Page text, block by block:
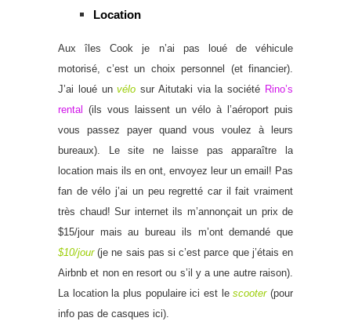
Location
Aux îles Cook je n’ai pas loué de véhicule
motorisé, c’est un choix personnel (et financier).
J’ai loué unvélo sur Aitutaki via la société Rino’s
rental (ils vous laissent un vélo à l’aéroport puis
vous passez payer quand vous voulez à leurs
bureaux). Le site ne laisse pas apparaître la
location mais ils en ont, envoyez leur un email! Pas
fan de vélo j’ai un peu regretté car il fait vraiment
très chaud! Sur internet ils m’annonçait un prix de
$15/jour mais au bureau ils m’ont demandé que
$10/jour(je ne sais pas si c’est parce que j’étais en
Airbnb et non en resort ou s’il y a une autre raison).
La location la plus populaire ici est lescooter (pour
info pas de casques ici).